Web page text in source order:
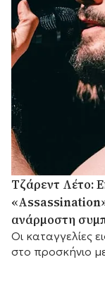
Τζάρεντ Λέτο:
«Assassination»
ανάρμοστη
Οι καταγγελίες
στο προσκήνιο